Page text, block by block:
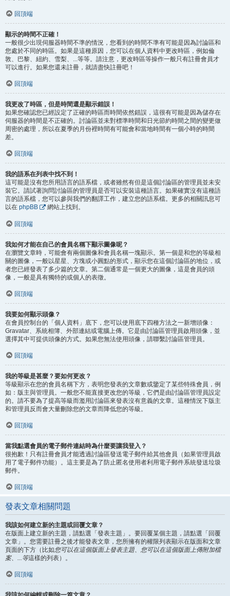
回頂端
顯示的時間不正確！
一般很少出現伺服器時間不準的情況，您看到的時間不準有可能是因為討論區和
您處於不同的時區。如果是這種原因，您可以在個人資料中更改時區，例如倫
敦、巴黎、紐約、雪梨、...等等。請注意，更改時區等操作一般只有註冊會員才
可以進行。如果您還未註冊，就請盡快註冊吧！
回頂端
我更改了時區，但是時間還是顯示錯誤！
如果您確認您已經設定了正確的時區而時間依然錯誤，這很有可能是因為儲存在
伺服器的時間是不正確的。討論區並未對標準時間和日光節約時間之間的變更做
周密的處理，所以在夏季的月份裡時間有可能會和當地時間有一個小時的時間
差。
回頂端
我的語系在列表中找不到！
這可能是沒有您所用語言的語系檔，或者雖然有但是這個討論區的管理員並未安
裝它。請試著詢問討論區的管理員是否可以安裝這種語言。如果確實沒有這種語
言的語系檔，您可以參與我們的翻譯工作，建立您的語系檔。更多的相關訊息可
以在 phpBB 網站上找到。
回頂端
我如何才能在自己的會員名稱下顯示圖像呢？
在瀏覽文章時，可能會有兩個圖像和會員名稱一塊顯示。第一個是和您的等級相
關的圖像，一般以星星、方塊或小圓點的形式，顯示您在這個討論區的地位，或
者您已經發表了多少篇的文章。第二個通常是一個更大的圖像，這是會員的頭
像，一般是具有獨特的或個人的表徵。
回頂端
我要如何顯示頭像？
在會員控制台的「個人資料」底下，您可以使用底下四種方法之一新增頭像：
Gravatar、系統相簿、外部連結或電腦上傳。它是由討論區管理員啟用頭像，並
選擇其中可提供頭像的方式。如果您無法使用頭像，請聯繫討論區管理員。
回頂端
我的等級是甚麼？要如何更改？
等級顯示在您的會員名稱下方，表明您發表的文章數或鑒定了某些特殊會員，例
如：版主與管理員。一般您不能直接更改您的等級，它們是由討論區管理員設定
的。請不要為了提高等級而濫用討論區來發表沒有意義的文章。這種情況下版主
和管理員反而會大量刪除您的文章而降低您的等級。
回頂端
當我點選會員的電子郵件連結時為什麼要讓我登入？
很抱歉！只有註冊會員才能透過討論區發送電子郵件給其他會員（如果管理員啟
用了電子郵件功能）。這主要是為了防止匿名使用者利用電子郵件系統發送垃圾
郵件。
回頂端
發表文章相關問題
我該如何建立新的主題或回覆文章？
在版面上建立新的主題，請點選「發表主題」。要回覆某個主題，請點選「回覆
文章」。您需要註冊之後才能發表文章，您所擁有的權限列表顯示在版面和文章
頁面的下方（比如您可以在這個版面上發表主題、您可以在這個版面上傳附加檔
案、...等這樣的列表）。
回頂端